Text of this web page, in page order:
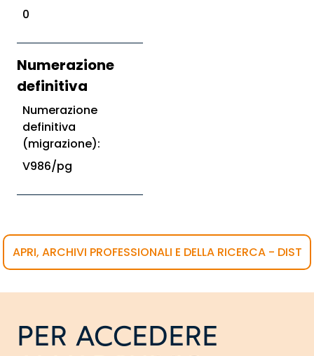
0
Numerazione
definitiva
Numerazione
definitiva
(migrazione):
V986/pg
APRI, ARCHIVI PROFESSIONALI E DELLA RICERCA - DIST
PER ACCEDERE